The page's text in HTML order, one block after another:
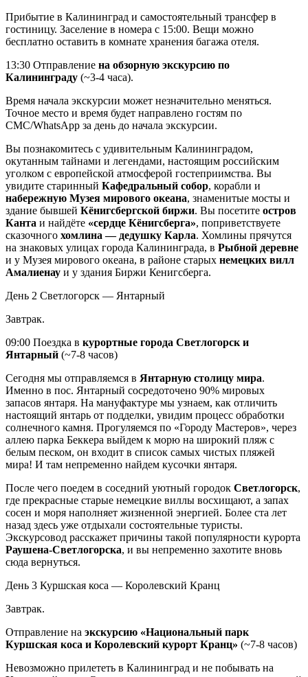
Прибытие в Калининград и самостоятельный трансфер в
гостиницу. Заселение в номера с 15:00. Вещи можно
бесплатно оставить в комнате хранения багажа отеля.
13:30 Отправление на обзорную экскурсию по
Калининграду (~3-4 часа).
Время начала экскурсии может незначительно меняться.
Точное место и время будет направлено гостям по
СМС/WhatsApp за день до начала экскурсии.
Вы познакомитесь с удивительным Калининградом,
окутанным тайнами и легендами, настоящим российским
уголком с европейской атмосферой гостеприимства. Вы
увидите старинный Кафедральный собор, корабли и
набережную Музея мирового океана, знаменитые мосты и
здание бывшей Кёнигсбергской биржи. Вы посетите остров
Канта и найдёте «сердце Кёнигсберга», поприветствуете
сказочного хомлина — дедушку Карла. Хомлины прячутся
на знаковых улицах города Калининграда, в Рыбной деревне
и у Музея мирового океана, в районе старых немецких вилл
Амалиенау и у здания Биржи Кенигсберга.
День 2 Светлогорск — Янтарный
Завтрак.
09:00 Поездка в курортные города Светлогорск и
Янтарный (~7-8 часов)
Сегодня мы отправляемся в Янтарную столицу мира.
Именно в пос. Янтарный сосредоточено 90% мировых
запасов янтаря. На мануфактуре мы узнаем, как отличить
настоящий янтарь от подделки, увидим процесс обработки
солнечного камня. Прогуляемся по «Городу Мастеров», через
аллею парка Беккера выйдем к морю на широкий пляж с
белым песком, он входит в список самых чистых пляжей
мира! И там непременно найдем кусочки янтаря.
После чего поедем в соседний уютный городок Светлогорск,
где прекрасные старые немецкие виллы восхищают, а запах
сосен и моря наполняет жизненной энергией. Более ста лет
назад здесь уже отдыхали состоятельные туристы.
Экскурсовод расскажет причины такой популярности курорта
Раушена-Светлогорска, и вы непременно захотите вновь
сюда вернуться.
День 3 Куршская коса — Королевский Кранц
Завтрак.
Отправление на экскурсию «Национальный парк
Куршская коса и Королевский курорт Кранц» (~7-8 часов)
Невозможно прилететь в Калининград и не побывать на